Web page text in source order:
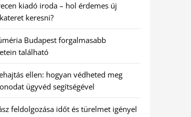
kiadó iroda – hol érdemes új
keresni?
Budapest forgalmasabb
található
ellen: hogyan védheted meg
ügyvéd segítségével
feldolgozása időt és türelmet igényel